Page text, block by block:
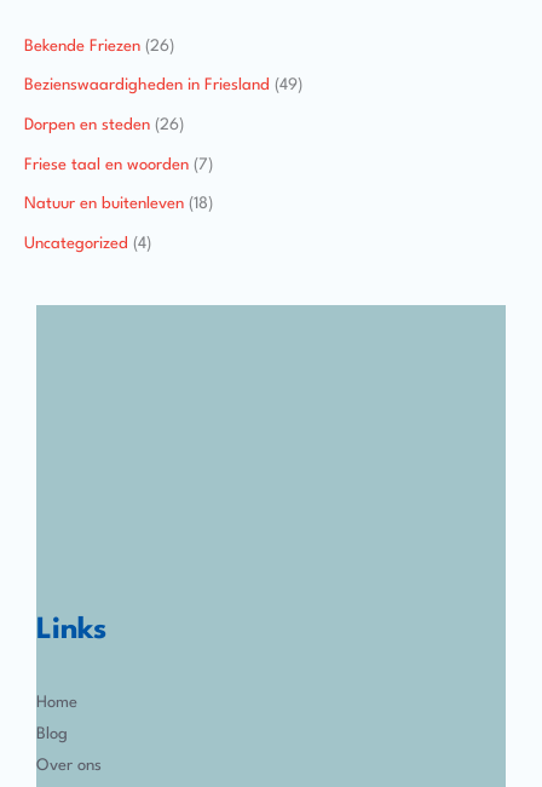
Bekende Friezen (26)
Bezienswaardigheden in Friesland (49)
Dorpen en steden (26)
Friese taal en woorden (7)
Natuur en buitenleven (18)
Uncategorized (4)
Links
Home
Blog
Over ons